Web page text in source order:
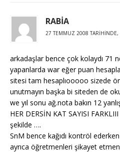
RABİA
27 TEMMUZ 2008 TARIHINDE,
arkadaşlar bence çok kolaydı 71
yapanlarda war eğer puan
sitesi tam hesaplıooooo sizede
unutmayın başka bi siteden de
we yıl sonu ağ.nota bakın 12
HER DERSİN KAT SAYISI
şekilde ….
SnM bence kağıdı kontröl
ayrıca öğretmenleri şikayet